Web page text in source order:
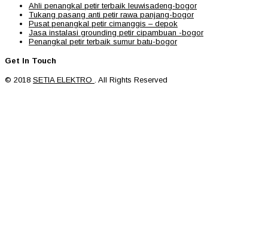
Ahli penangkal petir terbaik leuwisadeng-bogor
Tukang pasang anti petir rawa panjang-bogor
Pusat penangkal petir cimanggis – depok
Jasa instalasi grounding petir cipambuan -bogor
Penangkal petir terbaik sumur batu-bogor
Get In Touch
© 2018 SETIA ELEKTRO . All Rights Reserved